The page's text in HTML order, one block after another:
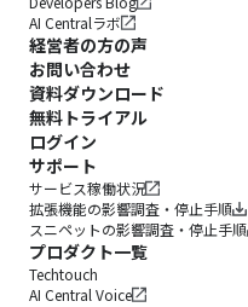
AI Centralラボ
経営者の方の声
お問い合わせ
資料ダウンロード
無料トライアル
ログイン
サポート
サービス稼働状況
拡張機能の影響調査・停止手順
スニペットの影響調査・停止手順
プロダクト一覧
Techtouch
AI Central Voice